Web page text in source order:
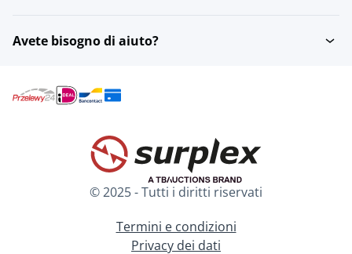
Avete bisogno di aiuto?
© 2025 - Tutti i diritti riservati
Termini e condizioni
Privacy dei dati